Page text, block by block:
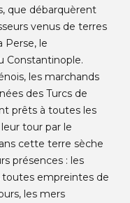
que débarquèrent
venus de terres
Perse, le
Constantinople.
les marchands
des Turcs de
prêts à toutes les
tour par le
cette terre sèche
présences : les
empreintes de
les mers